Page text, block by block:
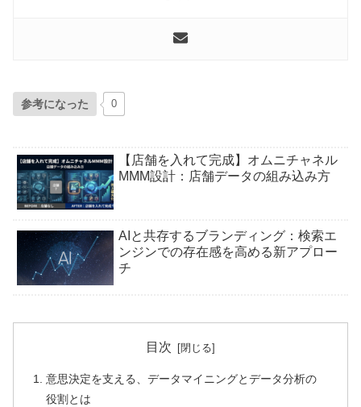
参考になった 0
【店舗を入れて完成】オムニチャネル
MMM設計：店舗データの組み込み方
AIと共存するブランディング：検索エ
ンジンでの存在感を高める新アプロー
チ
目次
意思決定を支える、データマイニングとデータ分析の
役割とは